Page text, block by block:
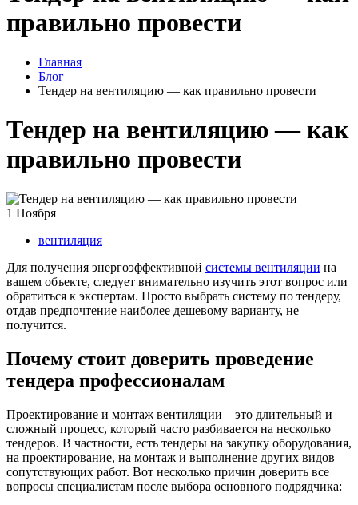
правильно провести
Главная
Блог
Тендер на вентиляцию — как правильно провести
Тендер на вентиляцию — как
правильно провести
1 Ноября
вентиляция
Для получения энергоэффективной системы вентиляции на
вашем объекте, следует внимательно изучить этот вопрос или
обратиться к экспертам. Просто выбрать систему по тендеру,
отдав предпочтение наиболее дешевому варианту, не
получится.
Почему стоит доверить проведение
тендера профессионалам
Проектирование и монтаж вентиляции – это длительный и
сложный процесс, который часто разбивается на несколько
тендеров. В частности, есть тендеры на закупку оборудования,
на проектирование, на монтаж и выполнение других видов
сопутствующих работ. Вот несколько причин доверить все
вопросы специалистам после выбора основного подрядчика: